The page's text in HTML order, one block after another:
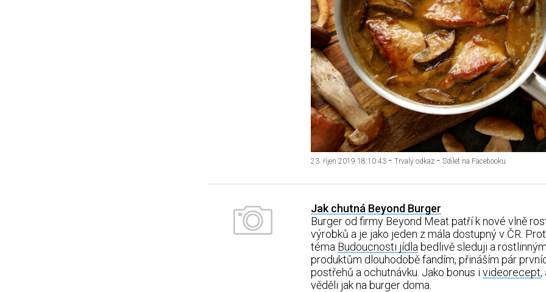
23. říjen 2019 18:10:43- Trvalý odkaz- Sdílet na Facebooku
Jak chutná Beyond Burger
Burger od firmy Beyond Meat patří k nové vlně
výrobků a je jako jeden z mála dostupný v ČR.
téma Budoucnosti jídla bedlivě sleduji a rostlinným
produktům dlouhodobě fandím, přináším pár
postřehů a ochutnávku. Jako bonus i videorecept,
věděli jak na burger doma.